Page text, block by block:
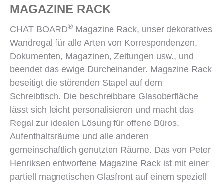
MAGAZINE RACK
CHAT BOARD® Magazine Rack, unser dekoratives
Wandregal für alle Arten von Korrespondenzen,
Dokumenten, Magazinen, Zeitungen usw., und
beendet das ewige Durcheinander. Magazine Rack
beseitigt die störenden Stapel auf dem
Schreibtisch. Die beschreibbare Glasoberfläche
lässt sich leicht personalisieren und macht das
Regal zur idealen Lösung für offene Büros,
Aufenthaltsräume und alle anderen
gemeinschaftlich genutzten Räume. Das von Peter
Henriksen entworfene Magazine Rack ist mit einer
partiell magnetischen Glasfront auf einem speziell